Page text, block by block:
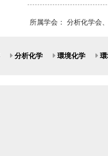
所属学会： 分析化学会
分析化学 環境化学